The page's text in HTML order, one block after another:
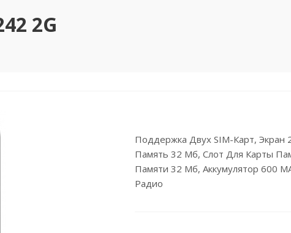
2G
Поддержка Двух SIM-Карт,
Память 32 Мб, Слот Для Карты
Памяти 32 Мб, Аккумулятор 600
Радио